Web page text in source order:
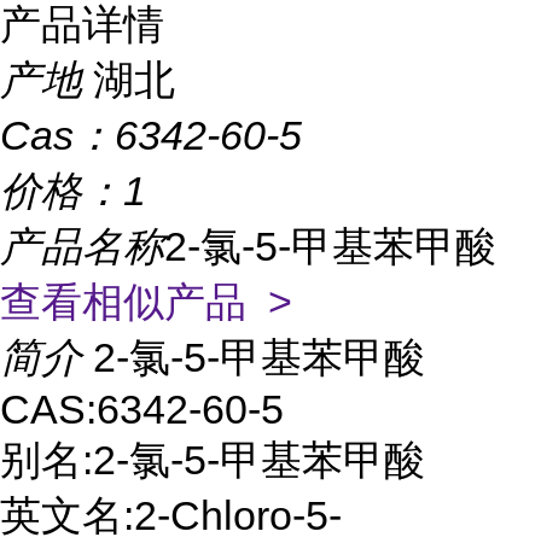
产品详情
产地 湖北
Cas： 6342-60-5
价格： 1
产品名称2-氯-5-甲基苯甲酸
查看相似产品 >
简介 2-氯-5-甲基苯甲酸
CAS:6342-60-5
别名:2-氯-5-甲基苯甲酸
英文名:2-Chloro-5-